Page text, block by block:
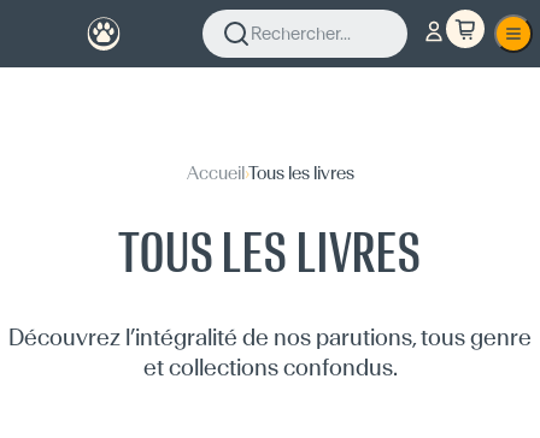
Rechercher...
Accueil›Tous les livres
TOUS LES LIVRES
Découvrez l’intégralité de nos parutions, tous genre
et collections confondus.